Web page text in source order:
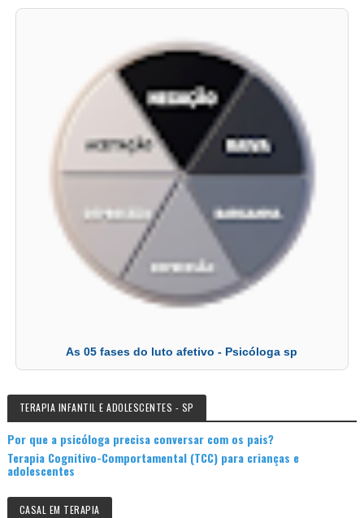
As 05 fases do luto afetivo - Psicóloga sp
TERAPIA INFANTIL E ADOLESCENTES - SP
Por que a psicóloga precisa conversar com os pais?
Terapia Cognitivo-Comportamental (TCC) para crianças e
adolescentes
CASAL EM TERAPIA